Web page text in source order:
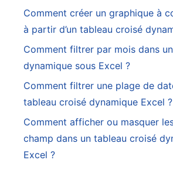
Comment créer un graphique à
à partir d’un tableau croisé
Comment filtrer par mois dans
dynamique sous Excel ?
Comment filtrer une plage de
tableau croisé dynamique Excel ?
Comment afficher ou masquer
champ dans un tableau croisé
Excel ?